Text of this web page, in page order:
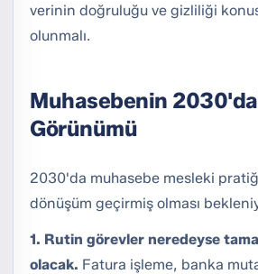
verinin doğruluğu ve gizliliği
olunmalı.
Muhasebenin
Görünümü
2030'da muhasebe mesleki
dönüşüm geçirmiş olması
1. Rutin görevler neredeyse
olacak. Fatura işleme, banka